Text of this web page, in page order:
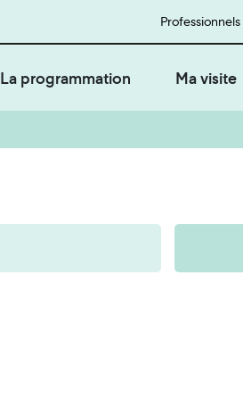
Professionnels
La programmation Ma visite